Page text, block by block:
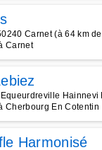
Carnet (à 64 km
Carnet
Cherbourg En Cotentin
Harmonisé